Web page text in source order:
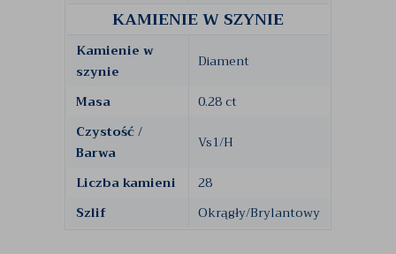
KAMIENIE W SZYNIE
Kamienie w
szynie
Diament
Masa
0.28 ct
Czystość /
Barwa
Vs1/H
Liczba kamieni
28
Szlif
Okrągły/Brylantowy